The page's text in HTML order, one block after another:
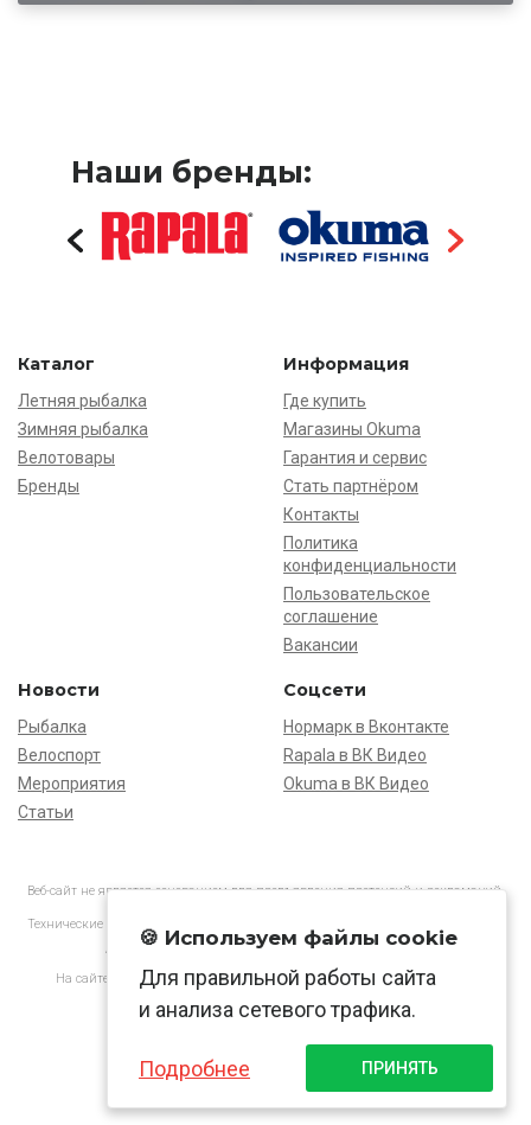
Наши бренды:
Каталог
Летняя рыбалка
Зимняя рыбалка
Велотовары
Бренды
Информация
Где купить
Магазины Okuma
Гарантия и сервис
Стать партнёром
Контакты
Политика
конфиденциальности
Пользовательское
соглашение
Вакансии
Новости
Рыбалка
Велоспорт
Мероприятия
Статьи
Соцсети
Нормарк в Вконтакте
Rapala в ВК Видео
Okuma в ВК Видео
Веб-сайт не является основанием для предъявления претензий и рекламаций,
Технические характеристики товаров могут отличаться от указанных на сайте.
АО «Нормарк» ИНН 7728172512 ОГРН 1037739603505
На сайте применяютсярекомендательные технологиив соответствии
🍪 Используем файлы cookie
Для правильной работы сайта
и анализа сетевого трафика.
Подробнее ПРИНЯТЬ